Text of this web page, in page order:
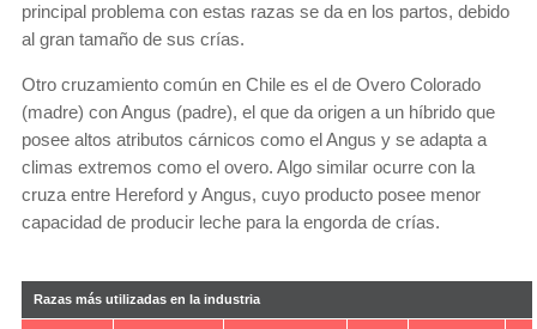
principal problema con estas razas se da en los partos, debido
al gran tamaño de sus crías.
Otro cruzamiento común en Chile es el de Overo Colorado
(madre) con Angus (padre), el que da origen a un híbrido que
posee altos atributos cárnicos como el Angus y se adapta a
climas extremos como el overo. Algo similar ocurre con la
cruza entre Hereford y Angus, cuyo producto posee menor
capacidad de producir leche para la engorda de crías.
Razas más utilizadas en la industria